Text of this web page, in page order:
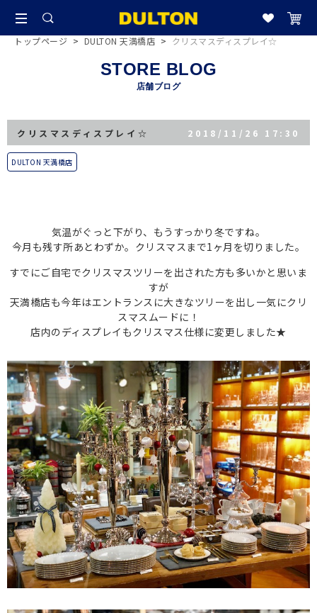
トップページ > DULTON 天満橋店 > クリスマスディスプレイ☆
STORE BLOG
店舗ブログ
クリスマスディスプレイ☆ 2018/11/26 17:30
DULTON 天満橋店
気温がぐっと下がり、もうすっかり冬ですね。
今月も残す所あとわずか。クリスマスまで1ヶ月を切りました。
すでにご自宅でクリスマスツリーを出された方も多いかと思いま
すが
天満橋店も今年はエントランスに大きなツリーを出し一気にクリ
スマスムードに！
店内のディスプレイもクリスマス仕様に変更しました★